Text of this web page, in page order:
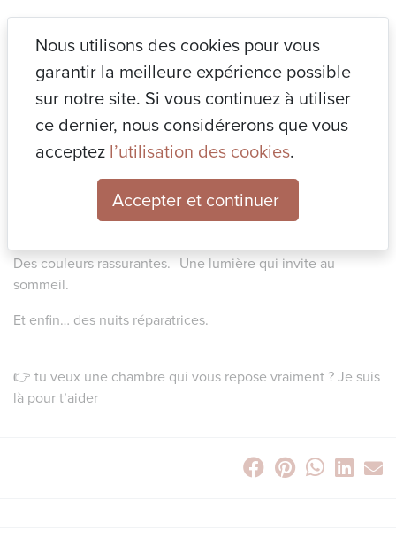
(bonjour le cerveau qui reste en alerte).
2. Trop de bazar
(impossible d’apaiser l’esprit dans le chaos).
Une chambre, c’est un cocon.
Des couleurs rassurantes. Une lumière qui invite au
sommeil.
Et enfin… des nuits réparatrices.
👉 tu veux une chambre qui vous repose vraiment ? Je suis
là pour t’aider
Nous utilisons des cookies pour vous
garantir la meilleure expérience possible
sur notre site. Si vous continuez à utiliser
ce dernier, nous considérerons que vous
acceptez l’utilisation des cookies.
Accepter et continuer